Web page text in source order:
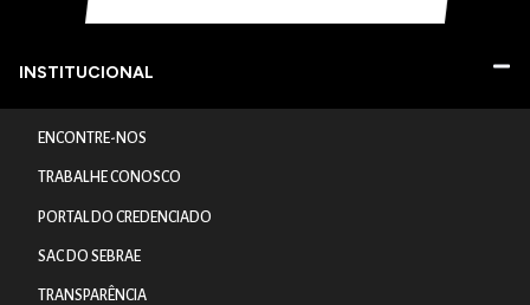
INSTITUCIONAL
ENCONTRE-NOS
TRABALHE CONOSCO
PORTAL DO CREDENCIADO
SAC DO SEBRAE
TRANSPARÊNCIA